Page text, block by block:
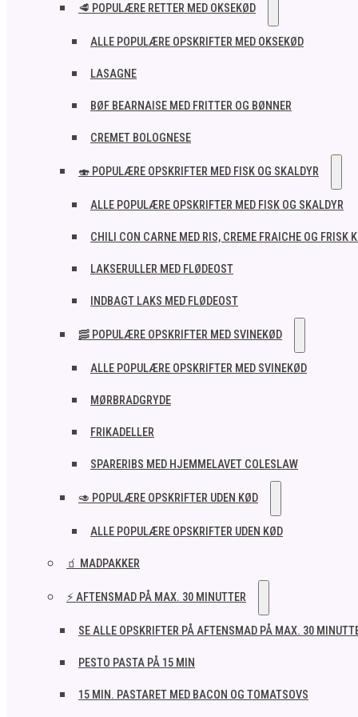
🥩 POPULÆRE RETTER MED OKSEKØD
ALLE POPULÆRE OPSKRIFTER MED OKSEKØD
LASAGNE
BØF BEARNAISE MED FRITTER OG BØNNER
CREMET BOLOGNESE
🍣 POPULÆRE OPSKRIFTER MED FISK OG SKALDYR
ALLE POPULÆRE OPSKRIFTER MED FISK OG SKALDYR
CHILI CON CARNE MED RIS, CREME FRAICHE OG FRISK
LAKSERULLER MED FLØDEOST
INDBAGT LAKS MED FLØDEOST
🥓 POPULÆRE OPSKRIFTER MED SVINEKØD
ALLE POPULÆRE OPSKRIFTER MED SVINEKØD
MØRBRADGRYDE
FRIKADELLER
SPARERIBS MED HJEMMELAVET COLESLAW
🥑 POPULÆRE OPSKRIFTER UDEN KØD
ALLE POPULÆRE OPSKRIFTER UDEN KØD
🧃 MADPAKKER
⚡ AFTENSMAD PÅ MAX. 30 MINUTTER
SE ALLE OPSKRIFTER PÅ AFTENSMAD PÅ MAX. 30
PESTO PASTA PÅ 15 MIN
15 MIN. PASTARET MED BACON OG TOMATSOVS